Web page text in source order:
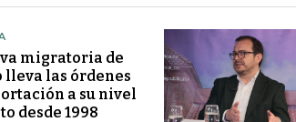
migratoria de
lleva las órdenes
a su nivel
desde 1998